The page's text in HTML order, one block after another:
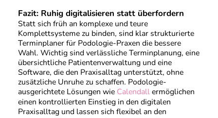
Fazit: Ruhig digitalisieren statt überfordern
Statt sich früh an komplexe und teure
Komplettsysteme zu binden, sind klar strukturierte
Terminplaner für Podologie-Praxen die bessere
Wahl. Wichtig sind verlässliche Terminplanung, eine
übersichtliche Patientenverwaltung und eine
Software, die den Praxisalltag unterstützt, ohne
zusätzliche Unruhe zu schaffen. Podologie-
ausgerichtete Lösungen wie Calendallermöglichen
einen kontrollierten Einstieg in den digitalen
Praxisalltag und lassen sich flexibel an den